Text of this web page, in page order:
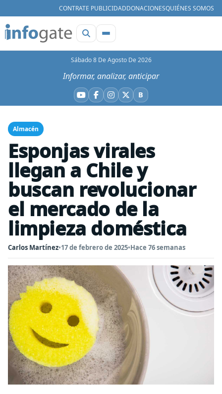
CONTRATE PUBLICIDADDONACIONESQUIÉNES SOMOS
Sábado 8 De Agosto De 2026
Informar, analizar, anticipar
YouTube
Facebook
Instagram
X BBluesky
Almacén
Esponjas virales
llegan a Chile y
buscan revolucionar
el mercado de la
limpieza doméstica
Carlos Martínez•17 de febrero de 2025•Hace 76 semanas